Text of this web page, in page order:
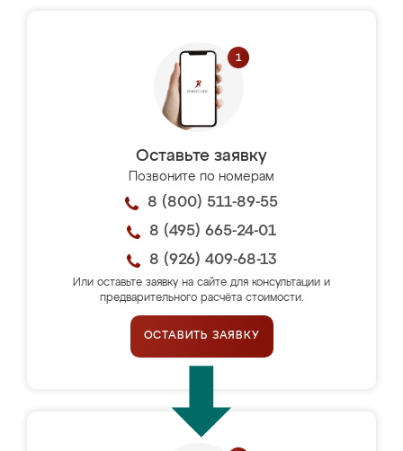
Оставьте заявку
Позвоните по номерам
8 (800) 511-89-55
8 (495) 665-24-01
8 (926) 409-68-13
Или оставьте заявку на сайте для консультации и
предварительного расчёта стоимости.
ОСТАВИТЬ ЗАЯВКУ